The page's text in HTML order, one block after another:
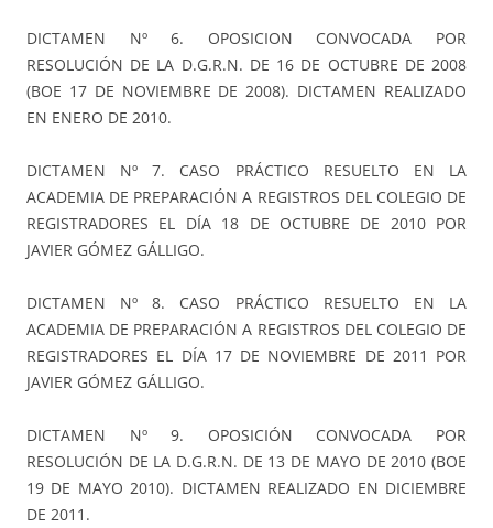
DICTAMEN Nº 6. OPOSICION CONVOCADA POR
RESOLUCIÓN DE LA D.G.R.N. DE 16 DE OCTUBRE DE 2008
(BOE 17 DE NOVIEMBRE DE 2008). DICTAMEN REALIZADO
EN ENERO DE 2010.
DICTAMEN Nº 7. CASO PRÁCTICO RESUELTO EN LA
ACADEMIA DE PREPARACIÓN A REGISTROS DEL COLEGIO DE
REGISTRADORES EL DÍA 18 DE OCTUBRE DE 2010 POR
JAVIER GÓMEZ GÁLLIGO.
DICTAMEN Nº 8. CASO PRÁCTICO RESUELTO EN LA
ACADEMIA DE PREPARACIÓN A REGISTROS DEL COLEGIO DE
REGISTRADORES EL DÍA 17 DE NOVIEMBRE DE 2011 POR
JAVIER GÓMEZ GÁLLIGO.
DICTAMEN Nº 9. OPOSICIÓN CONVOCADA POR
RESOLUCIÓN DE LA D.G.R.N. DE 13 DE MAYO DE 2010 (BOE
19 DE MAYO 2010). DICTAMEN REALIZADO EN DICIEMBRE
DE 2011.